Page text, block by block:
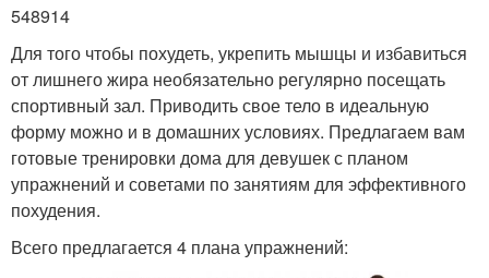
548914
Для того чтобы похудеть, укрепить мышцы и избавиться
от лишнего жира необязательно регулярно посещать
спортивный зал. Приводить свое тело в идеальную
форму можно и в домашних условиях. Предлагаем вам
готовые тренировки дома для девушек с планом
упражнений и советами по занятиям для эффективного
похудения.
Всего предлагается 4 плана упражнений: